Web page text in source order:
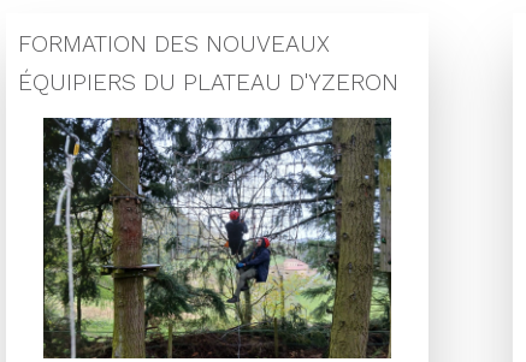
FORMATION DES NOUVEAUX
ÉQUIPIERS DU PLATEAU D'YZERON